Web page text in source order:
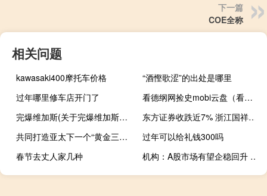
下一篇
COE全称
相关问题
kawasaki400摩托车价格
“酒慳歌涩”的出处是哪里
过年哪里修车店开门了
看德纲网捡史mobi云盘（看德纲网）
完爆维加斯(关于完爆维加斯简述)
东方证券收跌近7% 浙江国祥IPO暂停1.8亿承销费成悬念
共同打造亚太下一个“黄金三十年” 和音 到底什么情况嘞
过年可以给礼钱300吗
春节去丈人家几种
机构：A股市场有望企稳回升 建议重点关注消费、计算机、医药等领域的机会